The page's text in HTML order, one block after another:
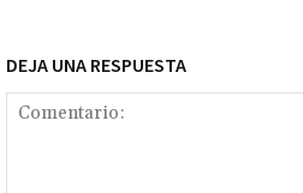
DEJA UNA RESPUESTA